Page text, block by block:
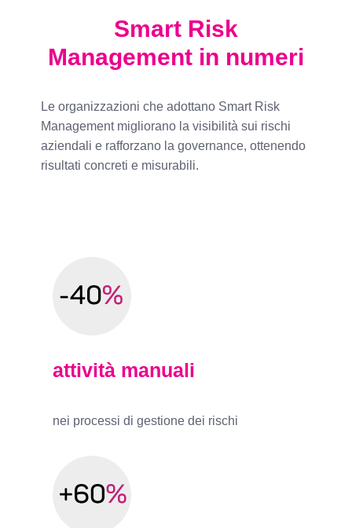
Smart Risk
Management in numeri
Le organizzazioni che adottano Smart Risk
Management migliorano la visibilità sui rischi
aziendali e rafforzano la governance, ottenendo
risultati concreti e misurabili.
attività manuali
nei processi di gestione dei rischi